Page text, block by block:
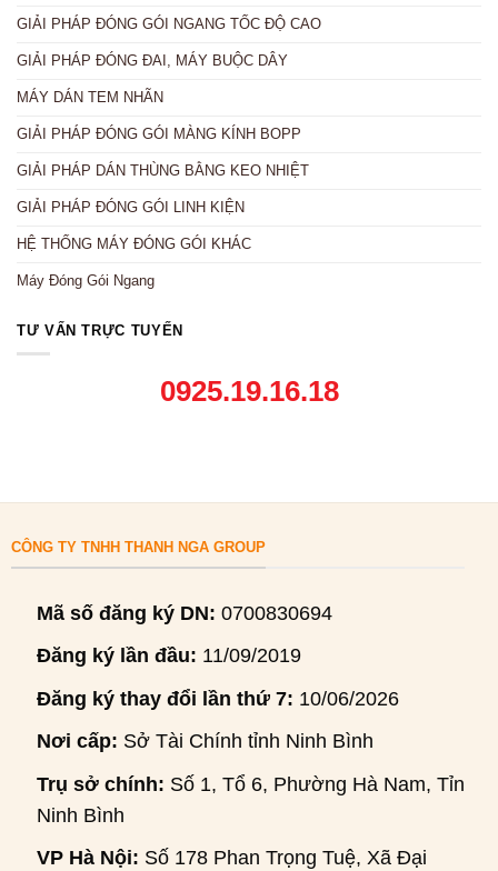
GIẢI PHÁP ĐÓNG GÓI NGANG TỐC ĐỘ CAO
GIẢI PHÁP ĐÓNG ĐAI, MÁY BUỘC DÂY
MÁY DÁN TEM NHÃN
GIẢI PHÁP ĐÓNG GÓI MÀNG KÍNH BOPP
GIẢI PHÁP DÁN THÙNG BẰNG KEO NHIỆT
GIẢI PHÁP ĐÓNG GÓI LINH KIỆN
HỆ THỐNG MÁY ĐÓNG GÓI KHÁC
Máy Đóng Gói Ngang
TƯ VẤN TRỰC TUYẾN
0925.19.16.18
CÔNG TY TNHH THANH NGA GROUP
Mã số đăng ký DN: 0700830694
Đăng ký lần đầu: 11/09/2019
Đăng ký thay đổi lần thứ 7: 10/06/2026
Nơi cấp: Sở Tài Chính tỉnh Ninh Bình
Trụ sở chính: Số 1, Tổ 6, Phường Hà Nam, Tỉnh
Ninh Bình
VP Hà Nội: Số 178 Phan Trọng Tuệ, Xã Đại